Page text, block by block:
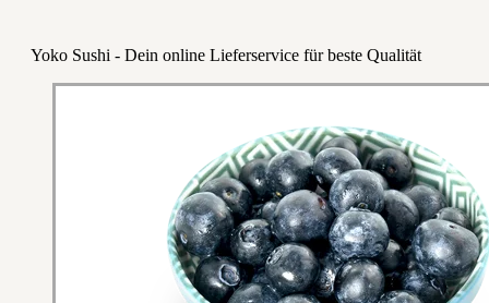
Yoko Sushi - Dein online Lieferservice für beste Qualität